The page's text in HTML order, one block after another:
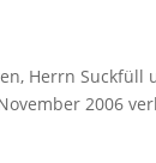
Herrn
2006